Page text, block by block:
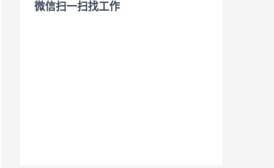
微信扫一扫找工作